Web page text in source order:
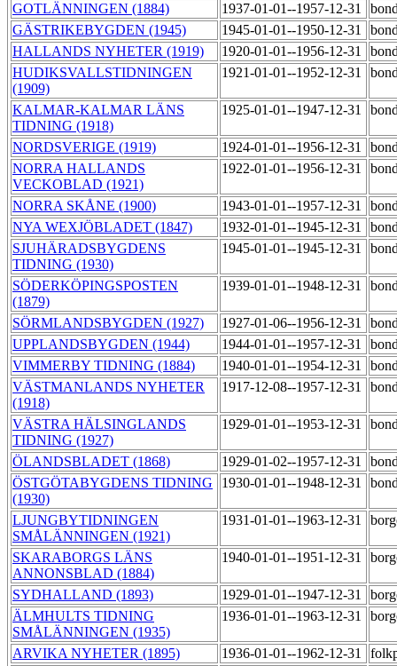
GOTLÄNNINGEN (1884)
1937-01-01--1957-12-31
GÄSTRIKEBYGDEN (1945)
1945-01-01--1950-12-31
HALLANDS NYHETER (1919)
1920-01-01--1956-12-31
HUDIKSVALLSTIDNINGEN
(1909)
1921-01-01--1952-12-31
KALMAR-KALMAR LÄNS
TIDNING (1918)
1925-01-01--1947-12-31
NORDSVERIGE (1919) 1924-01-01--1956-12-31
NORRA HALLANDS
VECKOBLAD (1921)
1922-01-01--1956-12-31
NORRA SKÅNE (1900) 1943-01-01--1957-12-31
NYA WEXJÖBLADET (1847)
1932-01-01--1945-12-31
SJUHÄRADSBYGDENS
TIDNING (1930)
1945-01-01--1945-12-31
SÖDERKÖPINGSPOSTEN
(1879)
1939-01-01--1948-12-31
SÖRMLANDSBYGDEN (1927) 1927-01-06--1956-12-31
UPPLANDSBYGDEN (1944)
1944-01-01--1957-12-31
VIMMERBY TIDNING (1884)
1940-01-01--1954-12-31
VÄSTMANLANDS NYHETER
(1918)
1917-12-08--1957-12-31
VÄSTRA HÄLSINGLANDS
TIDNING (1927)
1929-01-01--1953-12-31
ÖLANDSBLADET (1868) 1929-01-02--1957-12-31
ÖSTGÖTABYGDENS TIDNING
(1930)
1930-01-01--1948-12-31
LJUNGBYTIDNINGEN
SMÅLÄNNINGEN (1921)
1931-01-01--1963-12-31
SKARABORGS LÄNS
ANNONSBLAD (1884)
1940-01-01--1951-12-31
SYDHALLAND (1893) 1929-01-01--1947-12-31
ÄLMHULTS TIDNING
SMÅLÄNNINGEN (1935)
1936-01-01--1963-12-31
ARVIKA NYHETER (1895) 1936-01-01--1962-12-31